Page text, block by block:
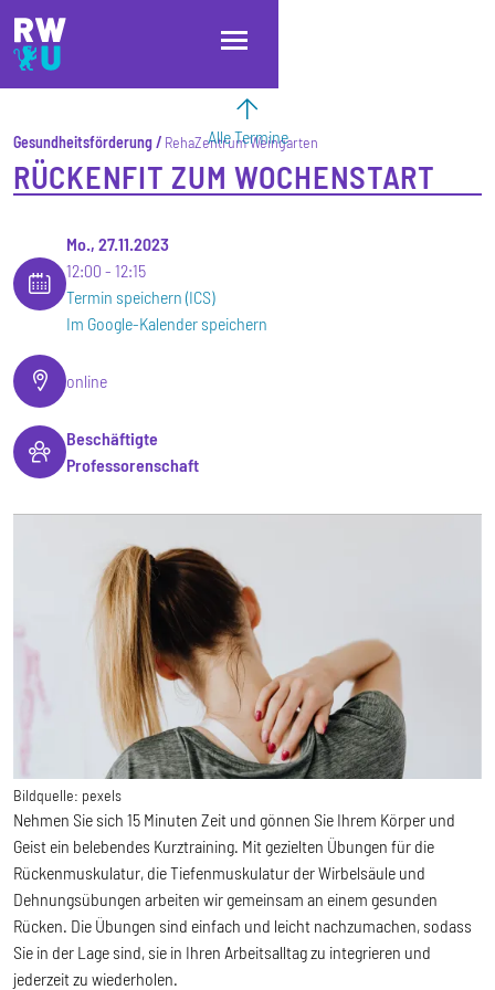
Direkt zum Inhalt
Direkt zur Hauptnavigation
Direkt zum Fußbereich
Alle Termine
Gesundheitsförderung RehaZentrum Weingarten
RÜCKENFIT ZUM WOCHENSTART
Mo., 27.11.2023
12:00
12:15
Termin speichern (ICS)
Im Google-Kalender speichern
online
Beschäftigte
Professorenschaft
Bildquelle: pexels
Nehmen Sie sich 15 Minuten Zeit und gönnen Sie Ihrem Körper und
Geist ein belebendes Kurztraining. Mit gezielten Übungen für die
Rückenmuskulatur, die Tiefenmuskulatur der Wirbelsäule und
Dehnungsübungen arbeiten wir gemeinsam an einem gesunden
Rücken. Die Übungen sind einfach und leicht nachzumachen, sodass
Sie in der Lage sind, sie in Ihren Arbeitsalltag zu integrieren und
jederzeit zu wiederholen.